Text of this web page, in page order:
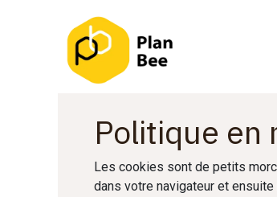
Politique en
Les cookies sont de petits
dans votre navigateur et